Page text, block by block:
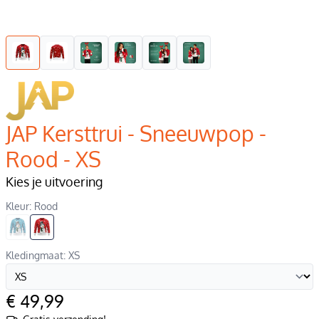
JAP Kersttrui - Sneeuwpop -
Rood - XS
Kies je uitvoering
Kleur: Rood
Kledingmaat: XS
€ 49,99